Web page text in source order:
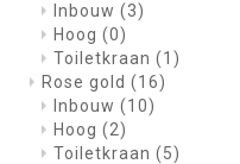
Inbouw (3)
Hoog (0)
Toiletkraan (1)
Rose gold (16)
Inbouw (10)
Hoog (2)
Toiletkraan (5)